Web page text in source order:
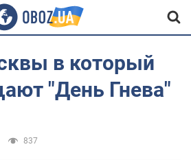
в который
"День Гнева"
837